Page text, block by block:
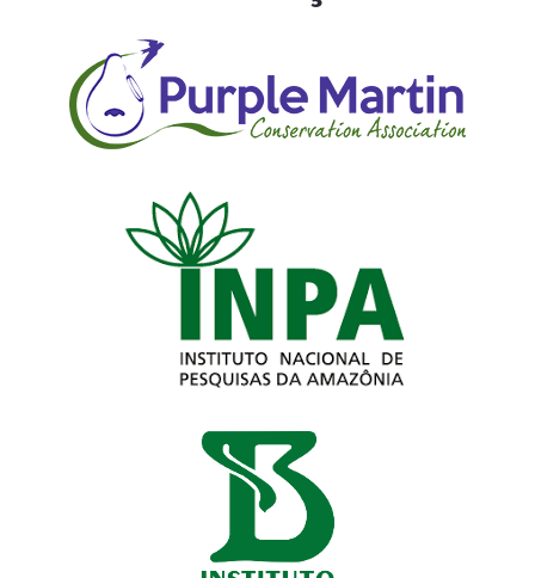
sobre uma
das
subespécies
andorinha-
SAIBA MAIS